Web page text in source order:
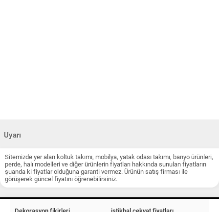
Uyarı
Sitemizde yer alan koltuk takımı, mobilya, yatak odası takımı, banyo ürünleri,
perde, halı modelleri ve diğer ürünlerin fiyatları hakkında sunulan fiyatların
şuanda ki fiyatlar olduğuna garanti vermez. Ürünün satış firması ile
görüşerek güncel fiyatını öğrenebilirsiniz.